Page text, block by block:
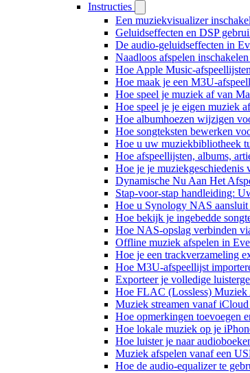
Instructies
Een muziekvisualizer
Geluidseffecten en DSP
De audio-geluidseffecten in
Naadloos afspelen
Hoe Apple Music-
Hoe maak je een M3U-
Hoe speel je muziek af van
Hoe speel je je eigen muziek
Hoe albumhoezen wijzigen
Hoe songteksten bewerken
Hoe u uw muziekbibliotheek
Hoe afspeellijsten, albums,
Hoe je je muziekgeschiedenis
Dynamische Nu Aan Het
Stap-voor-stap handleiding:
Hoe u Synology NAS
Hoe bekijk je ingebedde
Hoe NAS-opslag verbinden
Offline muziek afspelen in
Hoe je een trackverzameling
Hoe M3U-afspeellijst
Exporteer je volledige
Hoe FLAC (Lossless)
Muziek streamen vanaf
Hoe opmerkingen toevoegen
Hoe lokale muziek op je
Hoe luister je naar
Muziek afspelen vanaf een
Hoe de audio-equalizer te